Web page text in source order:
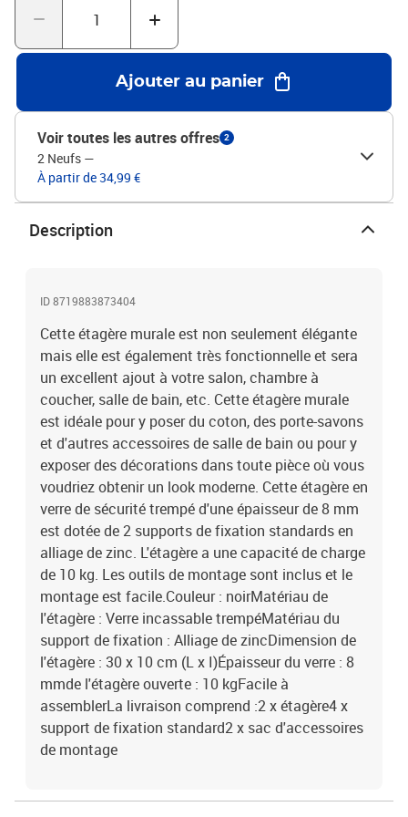
livraison comprend :2 x étagère4 x support de fixation standard2 x
Ajouter au panier
Voir toutes les autres offres 2
2 Neufs —
À partir de 34,99 €
Description
ID 8719883873404
Cette étagère murale est non seulement élégante
mais elle est également très fonctionnelle et sera
un excellent ajout à votre salon, chambre à
coucher, salle de bain, etc. Cette étagère murale
est idéale pour y poser du coton, des porte-savons
et d'autres accessoires de salle de bain ou pour y
exposer des décorations dans toute pièce où vous
voudriez obtenir un look moderne. Cette étagère en
verre de sécurité trempé d'une épaisseur de 8 mm
est dotée de 2 supports de fixation standards en
alliage de zinc. L'étagère a une capacité de charge
de 10 kg. Les outils de montage sont inclus et le
montage est facile.Couleur : noirMatériau de
l'étagère : Verre incassable trempéMatériau du
support de fixation : Alliage de zincDimension de
l'étagère : 30 x 10 cm (L x I)Épaisseur du verre : 8
mmde l'étagère ouverte : 10 kgFacile à
assemblerLa livraison comprend :2 x étagère4 x
support de fixation standard2 x sac d'accessoires
de montage